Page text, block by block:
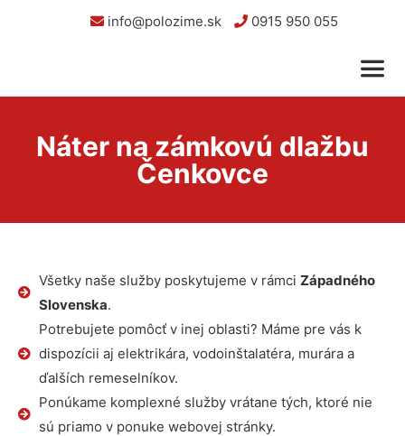
info@polozime.sk 0915 950 055
Náter na zámkovú dlažbu
Čenkovce
Všetky naše služby poskytujeme v rámci Západného
Slovenska.
Potrebujete pomôcť v inej oblasti? Máme pre vás k
dispozícii aj elektrikára, vodoinštalatéra, murára a
ďalších remeselníkov.
Ponúkame komplexné služby vrátane tých, ktoré nie
sú priamo v ponuke webovej stránky.